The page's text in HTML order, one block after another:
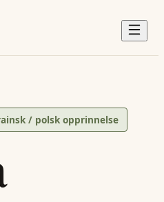
/ polsk opprinnelse